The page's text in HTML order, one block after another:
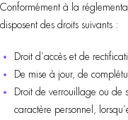
Conformément à la
disposent des droits suivants :
Droit d’accès et de
De mise à jour, de
Droit de verrouillage ou de
caractère personnel,